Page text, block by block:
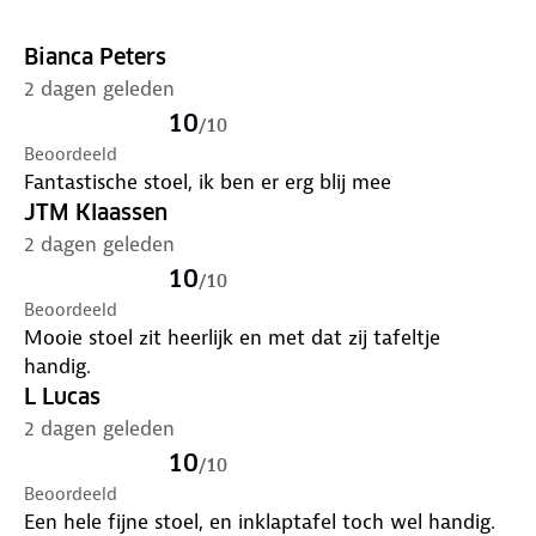
✓ Zitdiepte: 47,5 cm
✓ Zithoogte: 48 cm
✓ Gewicht: 5,8 kg
Bianca Peters
2 dagen geleden
10/10
Beoordeeld
Fantastische stoel, ik ben er erg blij mee
JTM Klaassen
2 dagen geleden
10/10
Beoordeeld
Mooie stoel zit heerlijk en met dat zij tafeltje
handig.
L Lucas
2 dagen geleden
10/10
Beoordeeld
Een hele fijne stoel, en inklaptafel toch wel handig.